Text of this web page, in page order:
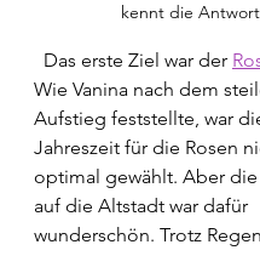
kennt die
  Das erste Ziel war der
Wie Vanina nach dem
Aufstieg feststellte, war
Jahreszeit für die Rosen
optimal gewählt. Aber
auf die Altstadt war dafür
wunderschön. Trotz